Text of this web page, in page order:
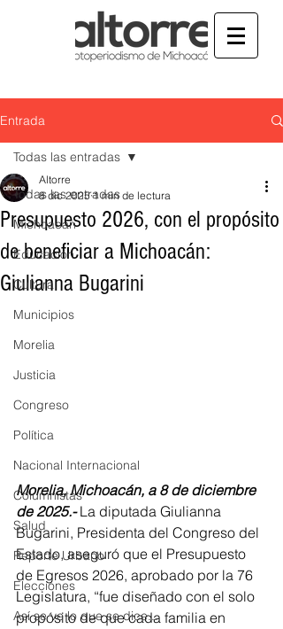
Entrada
Todas las entradas
Michoacán
Educación
Cultura
Municipios
Morelia
Justicia
Congreso
Política
Nacional Internacional
Columnistas
Salud
Reporte Urbano
Elecciones
Así se ve lo que se dice...
Todas las entradas
Presupuesto 2026, con el propósito
de beneficiar a Michoacán:
Giulianna Bugarini
Altorre
8 dic 2025 1 min de lectura
Morelia, Michoacán, a 8 de diciembre
de 2025.- La diputada Giulianna
Bugarini, Presidenta del Congreso del
Estado, aseguró que el Presupuesto
de Egresos 2026, aprobado por la 76
Legislatura, “fue diseñado con el solo
propósito de que cada familia en